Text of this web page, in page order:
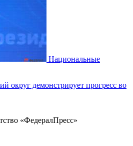
Национальные
округ демонстрирует прогресс во
«ФедералПресс»